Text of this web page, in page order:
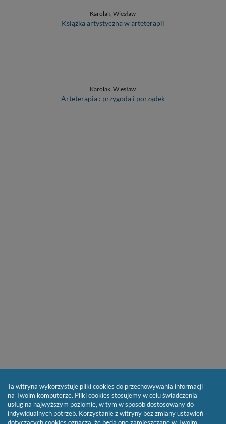
Karolak, Wiesław
Książka artystyczna w arteterapii
Karolak, Wiesław
Arteterapia : przygoda i porządek
Ta witryna wykorzystuje pliki cookies do przechowywania informacji
na Twoim komputerze. Pliki cookies stosujemy w celu świadczenia
usług na najwyższym poziomie, w tym w sposób dostosowany do
indywidualnych potrzeb. Korzystanie z witryny bez zmiany ustawień
dotyczących cookies oznacza, że będą one zamieszczane w Twoim